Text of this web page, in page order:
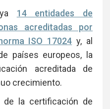
14 entidades de
acreditadas por
ISO 17024 y, al
países europeos, la
acreditada de
crecimiento.
de la certificación de